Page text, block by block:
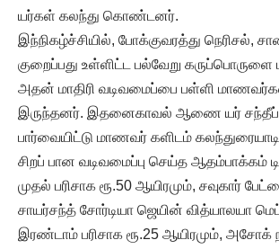
யர்கள் கலந்து கொண்டனர்.
இந்நிகழ்ச்சியில், போக்குவரத்து நெரிசல்,
குறைப்பது உள்ளிட்ட பல்வேறு கருப்பொருளை
அதன் மாதிரி வடிவமைப்பை பள்ளி மாணவர்கள்
இருந்தனர். இதனைகாவல் ஆணை யர் சந்தீப்
பார்வையிட்டு மாணவர் களிடம்
சிறப் பான வடிவமைப்பு செய்த ஆதம்பாக்கம்
முதல் பரிசாக ரூ.50 ஆயிரமும், சவுகார்
சாயர்சந்த் சோர்டியா ஜெயின் வித்யாலயா
இரண்டாம் பரிசாக ரூ.25 ஆயிரமும், அசோக்